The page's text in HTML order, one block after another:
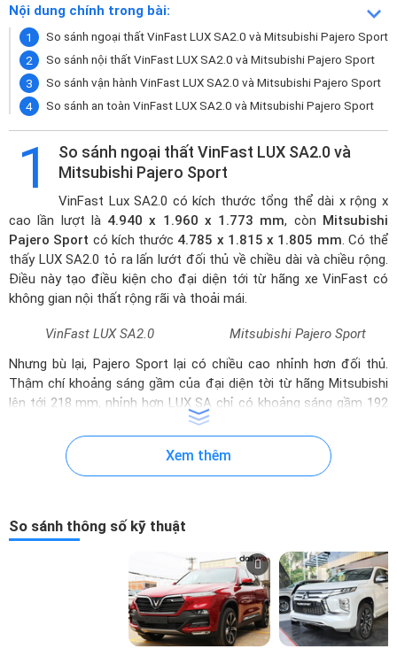
Nội dung chính trong bài:
So sánh ngoại thất VinFast LUX SA2.0 và Mitsubishi Pajero Sport
So sánh nội thất VinFast LUX SA2.0 và Mitsubishi Pajero Sport
So sánh vận hành VinFast LUX SA2.0 và Mitsubishi Pajero Sport
So sánh an toàn VinFast LUX SA2.0 và Mitsubishi Pajero Sport
1
So sánh ngoại thất VinFast LUX SA2.0 và
Mitsubishi Pajero Sport
VinFast Lux SA2.0 có kích thước tổng thể dài x rộng x
cao lần lượt là 4.940 x 1.960 x 1.773 mm, còn Mitsubishi
Pajero Sport có kích thước 4.785 x 1.815 x 1.805 mm. Có thể
thấy LUX SA2.0 tỏ ra lấn lướt đối thủ về chiều dài và chiều rộng.
Điều này tạo điều kiện cho đại diện tới từ hãng xe VinFast có
không gian nội thất rộng rãi và thoải mái.
VinFast LUX SA2.0
Mitsubishi Pajero Sport
Nhưng bù lại, Pajero Sport lại có chiều cao nhỉnh hơn đối thủ.
Thậm chí khoảng sáng gầm của đại diện tời từ hãng Mitsubishi
lên tới 218 mm, nhỉnh hơn LUX SA chỉ có khoảng sáng gầm 192
mm. Bởi vậy, Pajero có khả năng lội nước tốt hơn, tự tin di
chuyển dưới trời mưa hoặc chinh phục những cung đường gồ
ghề hiệu quả mà không phải lo lắng bất kỳ ảnh hưởng nào.
xem là biểu tượng của hãng xe VinFast đồng thời còn là đại diện
cho tập đoàn VinGroup với tham vọng "Vươn lên". Bên cạnh đó,
chữ V này cũng là ký tự đầu tiên trong tên nước Việt Nam. Do
đó, đây được xem là hướng sáng tạo thiết kế rất thông minh
trong việc lấy lòng người dùng, đồng thời khơi gợi niềm tự hào
Xem thêm
So sánh thông số kỹ thuật